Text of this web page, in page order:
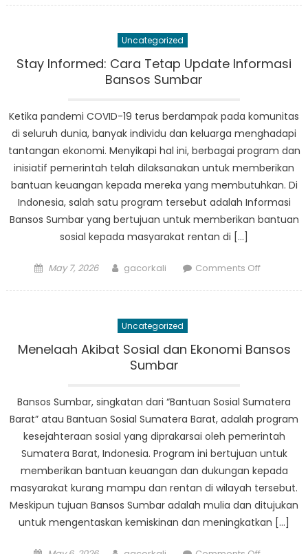
Sosial
Uncategorized
Stay Informed: Cara Tetap Update Informasi
Bansos Sumbar
Ketika pandemi COVID-19 terus berdampak pada komunitas
di seluruh dunia, banyak individu dan keluarga menghadapi
tantangan ekonomi. Menyikapi hal ini, berbagai program dan
inisiatif pemerintah telah dilaksanakan untuk memberikan
bantuan keuangan kepada mereka yang membutuhkan. Di
Indonesia, salah satu program tersebut adalah Informasi
Bansos Sumbar yang bertujuan untuk memberikan bantuan
sosial kepada masyarakat rentan di […]
Posted
May 7, 2026 Author
gacorkali Comments Offon
Update
Uncategorized
Menelaah Akibat Sosial dan Ekonomi Bansos
Sumbar
Bansos Sumbar, singkatan dari “Bantuan Sosial Sumatera
Barat” atau Bantuan Sosial Sumatera Barat, adalah program
kesejahteraan sosial yang diprakarsai oleh pemerintah
Sumatera Barat, Indonesia. Program ini bertujuan untuk
memberikan bantuan keuangan dan dukungan kepada
masyarakat kurang mampu dan rentan di wilayah tersebut.
Meskipun tujuan Bansos Sumbar adalah mulia dan ditujukan
untuk mengentaskan kemiskinan dan meningkatkan […]